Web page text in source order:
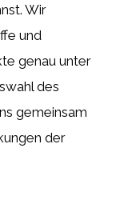
Wir
und
genau unter
des
gemeinsam
der